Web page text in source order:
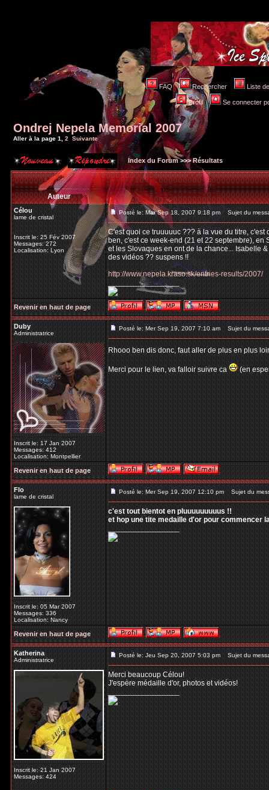
FAQ Rechercher Liste
Profil Se connecter
Ondrej Nepela Memorial 2007
Aller à la page 1 2 Suivante
Index du Forum>>>Résultats
Auteur
Célou
lame de cristal
Inscrit le: 25 Fév 2007
Messages: 272
Localisation: Lyon
Posté le: Mar Sep 18, 2007 9:18 pm Sujet du
C'est quoi ce truuuuuc ??? à la vue du titre, c'est
ben, c'est ce week-end (21 et 22 septembre), en
et les Slovaques en ont de la chance... Isabelle
des vidéos ?? suspens !!
http://www.nepela.kraso.sk/entries-results/2007/
_________________
Revenir en haut de page
Duby
Administratrice
Inscrit le: 17 Jan 2007
Messages: 412
Localisation: Montpellier
Posté le: Mer Sep 19, 2007 7:10 am Sujet du
Rhooo ben dis donc, faut aller de plus en plus
Merci pour le lien, va falloir suivre ca (en
Revenir en haut de page
Flo
lame de cristal
Inscrit le: 05 Mar 2007
Messages: 336
Localisation: Nancy
Posté le: Mer Sep 19, 2007 12:10 pm Sujet du
c'est tout bientot en pluuuuuuuuus !!
et hop une tite medaille d'or pour commencer
_________________
Revenir en haut de page
Katherina
Administratrice
Inscrit le: 21 Jan 2007
Messages: 424
Posté le: Jeu Sep 20, 2007 5:03 pm Sujet du
Merci beaucoup Célou!
J'espère médaille d'or, photos et vidéos!
_________________